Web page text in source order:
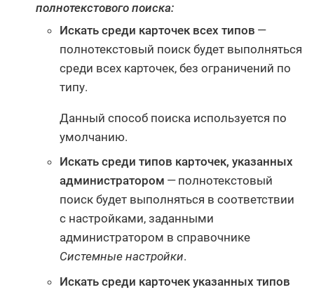
полнотекстового поиска:
Искать среди карточек всех типов —
полнотекстовый поиск будет выполняться
среди всех карточек, без ограничений по
типу.
Данный способ поиска используется по
умолчанию.
Искать среди типов карточек, указанных
администратором — полнотекстовый
поиск будет выполняться в соответствии
с настройками, заданными
администратором в справочнике
Системные настройки.
Искать среди карточек указанных типов